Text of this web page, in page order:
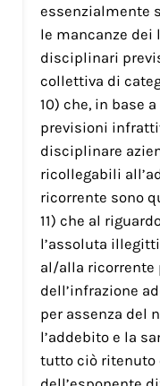
essenzialmente
le mancanze dei
disciplinari
collettiva di
10) che, in base
previsioni
disciplinare
ricollegabili
ricorrente sono
11) che al
l’assoluta
al/alla ricorrente
dell’infrazione
per assenza del
l’addebito e la
tutto ciò ritenuto